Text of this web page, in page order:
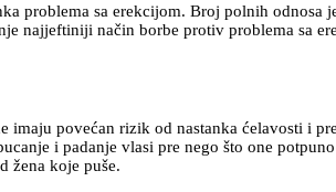
problema sa erekcijom. Broj polnih odnosa
najjeftiniji način borbe protiv problema sa
imaju povećan rizik od nastanka ćelavosti i
i padanje vlasi pre nego što one
žena koje puše.